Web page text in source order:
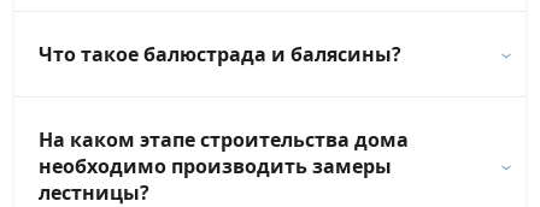
Что такое балюстрада и балясины?
На каком этапе строительства дома
необходимо производить замеры
лестницы?